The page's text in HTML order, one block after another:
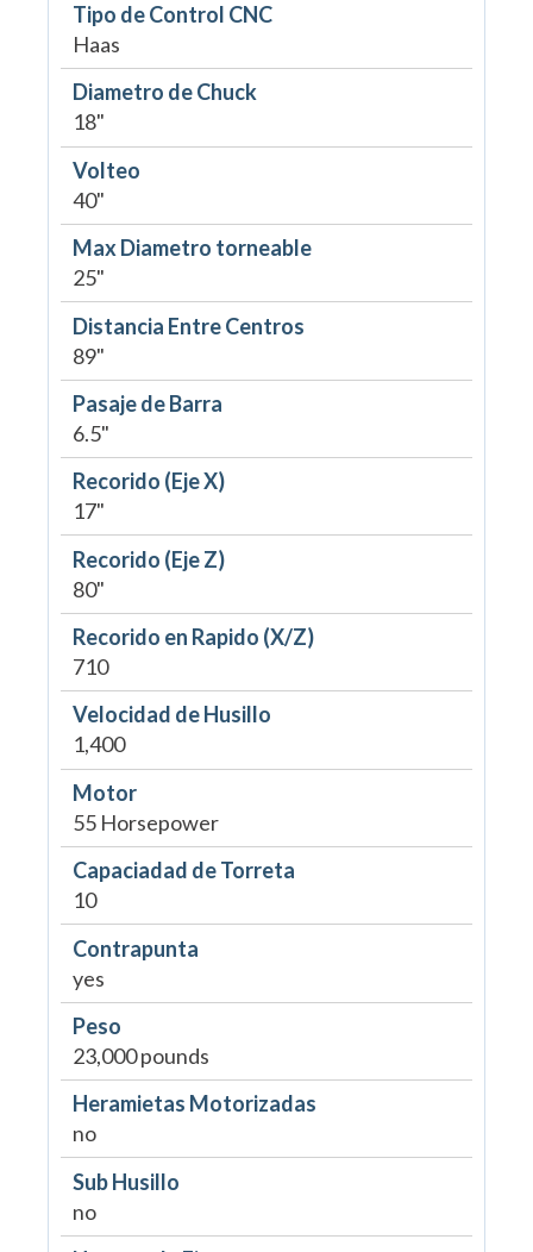
Tipo de Control CNC
Haas
Diametro de Chuck
18"
Volteo
40"
Max Diametro torneable
25"
Distancia Entre Centros
89"
Pasaje de Barra
6.5"
Recorido (Eje X)
17"
Recorido (Eje Z)
80"
Recorido en Rapido (X/Z)
710
Velocidad de Husillo
1,400
Motor
55 Horsepower
Capaciadad de Torreta
10
Contrapunta
yes
Peso
23,000 pounds
Heramietas Motorizadas
no
Sub Husillo
no